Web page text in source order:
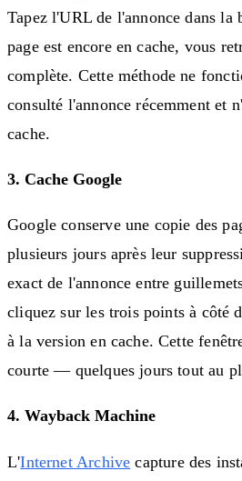
Tapez l'URL de l'annonce dans la
page est encore en cache, vous
complète. Cette méthode ne
consulté l'annonce récemment et
cache.
3. Cache Google
Google conserve une copie des
plusieurs jours après leur
exact de l'annonce entre
cliquez sur les trois points à côté
à la version en cache. Cette
courte — quelques jours tout au
4. Wayback Machine
L'Internet Archive capture des